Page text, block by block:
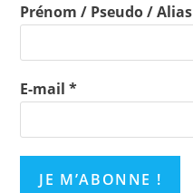
Prénom / Pseudo / Alias
E-mail*